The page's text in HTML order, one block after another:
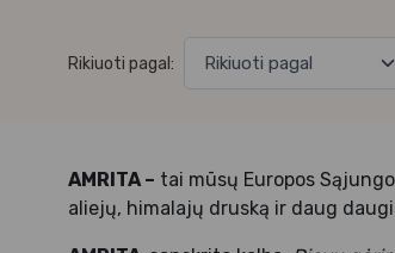
Rikiuoti pagal:
AMRITA – tai mūsų Europos
aliejų, himalajų druską ir daug